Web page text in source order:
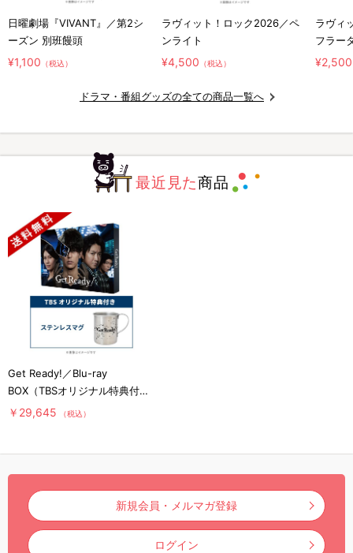
日曜劇場『VIVANT』／第2シ
ーズン 別班饅頭
¥1,100 （税込）
ラヴィット！ロック2026／ペ
ンライト
¥4,500 （税込）
ラヴィ
フラー
¥2,500
ドラマ・番組グッズの全ての商品一覧へ
最近見た商品
Get Ready!／Blu-ray
BOX（TBSオリジナル特典付
き・送料無料・4枚組）
￥29,645 （税込）
新規会員・メルマガ登録
ログイン